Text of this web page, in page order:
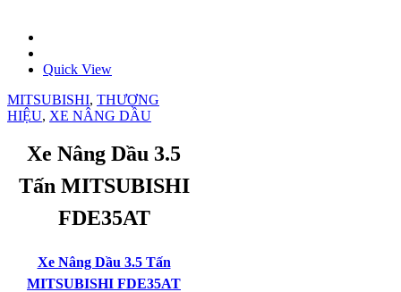
Quick View
MITSUBISHI, THƯƠNG
HIỆU, XE NÂNG DẦU
Xe Nâng Dầu 3.5
Tấn MITSUBISHI
FDE35AT
Xe Nâng Dầu 3.5 Tấn
MITSUBISHI FDE35AT